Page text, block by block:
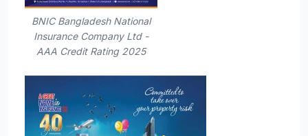
BNIC Bangladesh National
Insurance Company Ltd -
AAA Credit Rating 2025